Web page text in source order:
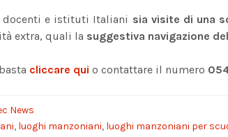
docenti e istituti Italiani sia visite di una
extra, quali la suggestiva navigazione
cliccare qui o contattare il numero
News
, luoghi manzoniani, luoghi manzoniani per